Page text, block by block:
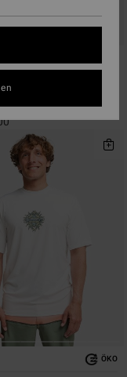
ÖKO